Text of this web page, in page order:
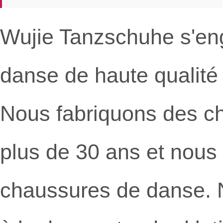
Wujie Tanzschuhe
danse de haute
Nous fabriquons des
plus de 30 ans et
chaussures de danse.